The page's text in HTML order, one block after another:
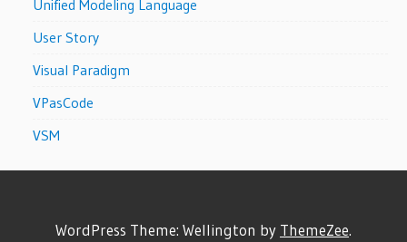
Unified Modeling Language
User Story
Visual Paradigm
VPasCode
VSM
WordPress Theme: Wellington by ThemeZee.